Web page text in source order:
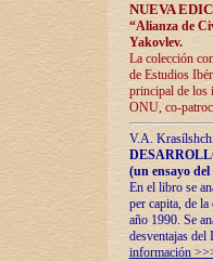
NUEVA
“Alianza de
Yakovlev.
La colección
de Estudios
principal de los
ONU, co-
V.A.
(un ensayo
En el libro se
per capita, de
año 1990. Se
desventajas
información